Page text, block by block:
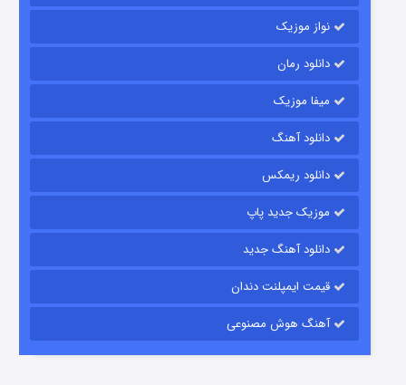
قسمت
نواز موزیک
دانلود رمان
میفا موزیک
دانلود آهنگ
دانلود ریمکس
موزیک جدید پاپ
دانلود آهنگ جدید
قیمت ایمپلنت دندان
آهنگ هوش مصنوعی